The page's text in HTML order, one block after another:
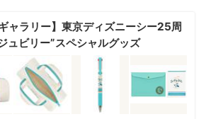
ギャラリー】東京ディズニーシー25周
ュビリー”スペシャルグッズ